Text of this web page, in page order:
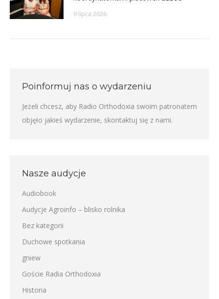
9 lipca 2026
Poinformuj nas o wydarzeniu
Jeżeli chcesz, aby Radio Orthodoxia swoim patronatem
objęło jakieś wydarzenie, skontaktuj się z nami.
Nasze audycje
Audiobook
Audycje Agroinfo – blisko rolnika
Bez kategorii
Duchowe spotkania
gniew
Goście Radia Orthodoxia
Historia